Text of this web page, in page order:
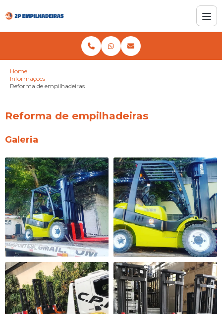
Home
Informações
Reforma de empilhadeiras
Reforma de empilhadeiras
Galeria